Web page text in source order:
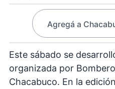
Agregá a
Este sábado se
organizada por
Chacabuco. En la